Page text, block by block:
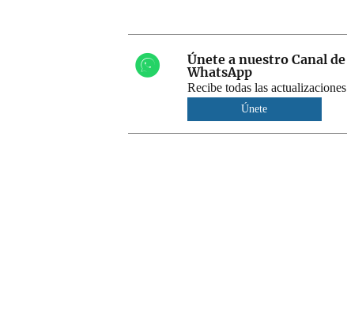
Únete a nuestro Canal de
WhatsApp
Recibe todas las actualizaciones
Únete